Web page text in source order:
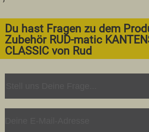
Du hast Fragen zu dem
Zubehör RUD-matic
CLASSIC von Rud